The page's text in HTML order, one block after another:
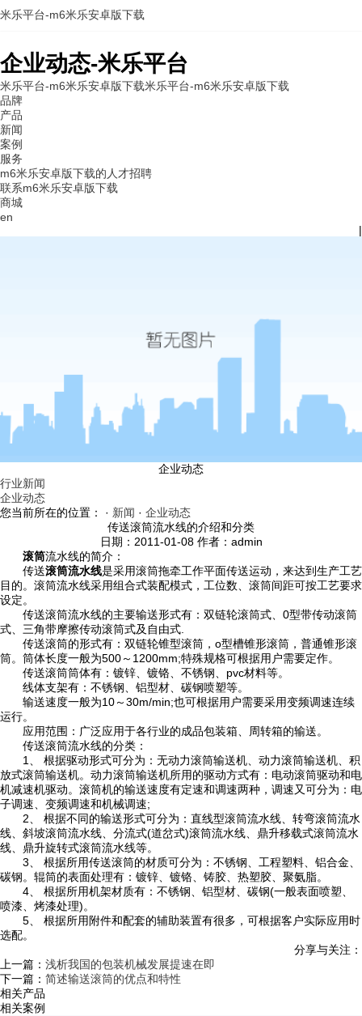
企业动态-米乐平台
米乐平台-m6米乐安卓版下载米乐平台-m6米乐安卓版下载
品牌
产品
新闻
案例
服务
m6米乐安卓版下载的人才招聘
联系m6米乐安卓版下载
商城
en
|
米乐平台-m6米乐安卓版下载
企业动态
行业新闻
企业动态
您当前所在的位置： · 新闻 · 企业动态
传送滚筒流水线的介绍和分类
日期：2011-01-08 作者：admin
滚筒流水线的简介：
传送滚筒流水线是采用滚筒拖牵工作平面传送运动，来达到生产工艺
目的。滚筒流水线采用组合式装配模式，工位数、滚筒间距可按工艺要求
设定。
传送滚筒流水线的主要输送形式有：双链轮滚筒式、0型带传动滚筒
式、三角带摩擦传动滚筒式及自由式.
传送滚筒的形式有：双链轮锥型滚筒，o型槽锥形滚筒，普通锥形滚
筒。筒体长度一般为500～1200mm;特殊规格可根据用户需要定作。
传送滚筒筒体有：镀锌、镀铬、不锈钢、pvc材料等。
线体支架有：不锈钢、铝型材、碳钢喷塑等。
输送速度一般为10～30m/min;也可根据用户需要采用变频调速连续
运行。
应用范围：广泛应用于各行业的成品包装箱、周转箱的输送。
传送滚筒流水线的分类：
1、 根据驱动形式可分为：无动力滚筒输送机、动力滚筒输送机、积
放式滚筒输送机。动力滚筒输送机所用的驱动方式有：电动滚筒驱动和电
机减速机驱动。滚筒机的输送速度有定速和调速两种，调速又可分为：电
子调速、变频调速和机械调速;
2、 根据不同的输送形式可分为：直线型滚筒流水线、转弯滚筒流水
线、斜坡滚筒流水线、分流式(道岔式)滚筒流水线、鼎升移载式滚筒流水
线、鼎升旋转式滚筒流水线等。
3、 根据所用传送滚筒的材质可分为：不锈钢、工程塑料、铝合金、
碳钢。辊筒的表面处理有：镀锌、镀铬、铸胶、热塑胶、聚氨脂。
4、 根据所用机架材质有：不锈钢、铝型材、碳钢(一般表面喷塑、
喷漆、烤漆处理)。
5、 根据所用附件和配套的辅助装置有很多，可根据客户实际应用时
选配。
分享与关注：
上一篇： 浅析我国的包装机械发展提速在即
下一篇： 简述输送滚筒的优点和特性
相关产品
相关案例